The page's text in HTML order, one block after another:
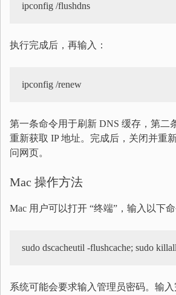
ipconfig /flushdns
执行完成后，再输入：
ipconfig /renew
第一条命令用于刷新 DNS 缓存，第二
重新获取 IP 地址。完成后，关闭并重
问网页。
Mac 操作方法
Mac 用户可以打开 “终端”，输入以下命
sudo dscacheutil -flushcache; sudo
系统可能会要求输入管理员密码。输